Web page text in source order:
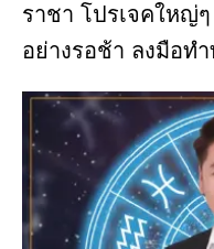
ราชา โปรเจคใหญ่
อย่างรอช้า ลงมือท